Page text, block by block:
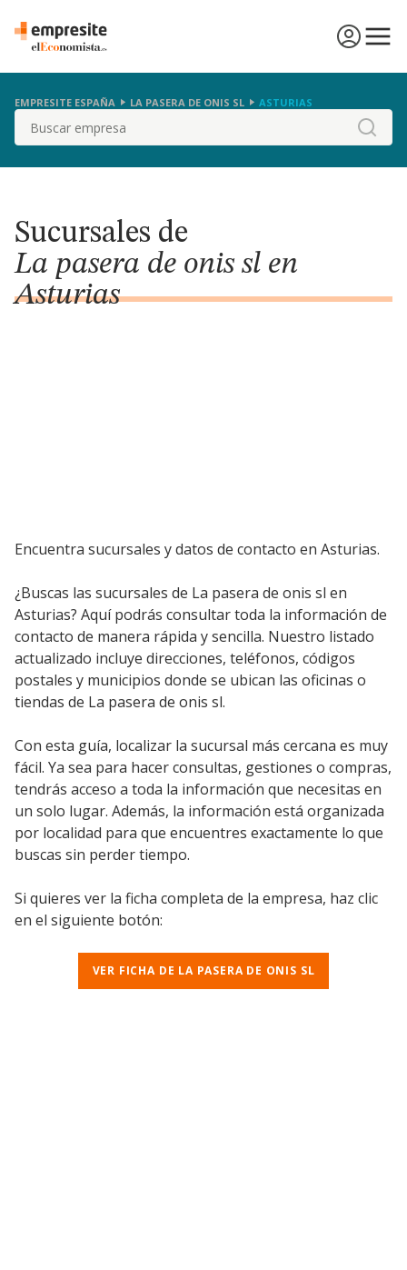
EMPRESITE ESPAÑA LA PASERA DE ONIS SL ASTURIAS
Buscar
Sucursales de
La pasera de onis sl en
Asturias
Encuentra sucursales y datos de contacto en Asturias.
¿Buscas las sucursales de La pasera de onis sl en
Asturias? Aquí podrás consultar toda la información de
contacto de manera rápida y sencilla. Nuestro listado
actualizado incluye direcciones, teléfonos, códigos
postales y municipios donde se ubican las oficinas o
tiendas de La pasera de onis sl.
Con esta guía, localizar la sucursal más cercana es muy
fácil. Ya sea para hacer consultas, gestiones o compras,
tendrás acceso a toda la información que necesitas en
un solo lugar. Además, la información está organizada
por localidad para que encuentres exactamente lo que
buscas sin perder tiempo.
Si quieres ver la ficha completa de la empresa, haz clic
en el siguiente botón:
VER FICHA DE LA PASERA DE ONIS SL